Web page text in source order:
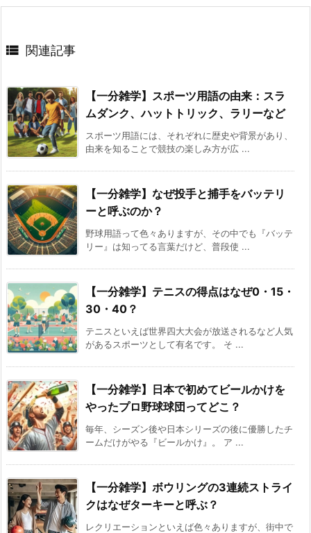
 関連記事
【一分雑学】スポーツ用語の由来：スラ
ムダンク、ハットトリック、ラリーなど
スポーツ用語には、それぞれに歴史や背景があり、
由来を知ることで競技の楽しみ方が広 ...
【一分雑学】なぜ投手と捕手をバッテリ
ーと呼ぶのか？
野球用語って色々ありますが、その中でも『バッテ
リー』は知ってる言葉だけど、普段使 ...
【一分雑学】テニスの得点はなぜ0・15・
30・40？
テニスといえば世界四大大会が放送されるなど人気
があるスポーツとして有名です。 そ ...
【一分雑学】日本で初めてビールかけを
やったプロ野球球団ってどこ？
毎年、シーズン後や日本シリーズの後に優勝したチ
ームだけがやる『ビールかけ』。 ア ...
【一分雑学】ボウリングの3連続ストライ
クはなぜターキーと呼ぶ？
レクリエーションといえば色々ありますが、街中で